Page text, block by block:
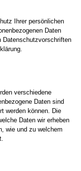
Ihrer persönlichen
Daten
Datenschutzvorschriften
verschiedene
Daten sind
werden können. Die
Daten wir erheben
wie und zu welchem